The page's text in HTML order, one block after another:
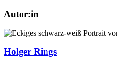
Autor:in
Holger Rings